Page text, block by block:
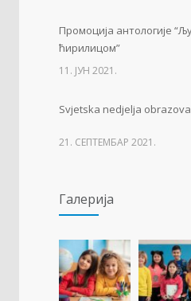
Промоција антологије
ћирилицом”
11. ЈУН 2021.
Svjetska nedjelja
21. СЕПТЕМБАР 2021.
09. ОКТОБАР 2021.
Прва награда на понос
22. МАРТ 2021.
Галерија